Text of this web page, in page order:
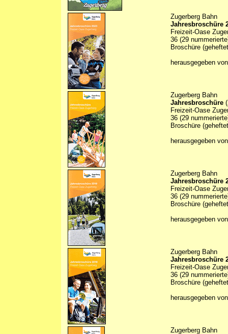
Zugerberg Bahn
Jahresbroschüre
Freizeit-Oase
36 (29
Broschüre
herausgegeben
Zugerberg Bahn
Jahresbroschüre
Freizeit-Oase
36 (29
Broschüre
herausgegeben
Zugerberg Bahn
Jahresbroschüre
Freizeit-Oase
36 (29
Broschüre
herausgegeben
Zugerberg Bahn
Jahresbroschüre
Freizeit-Oase
36 (29
Broschüre
herausgegeben
Zugerberg Bahn